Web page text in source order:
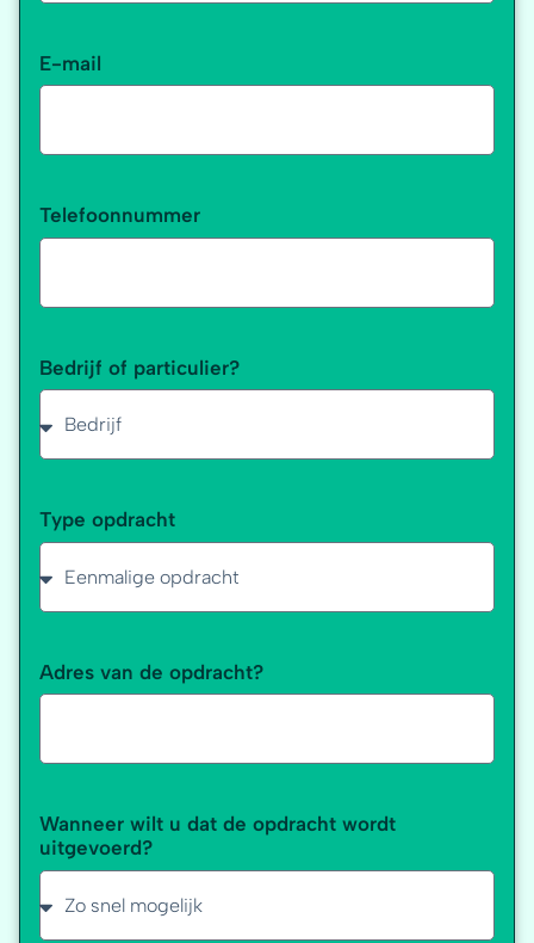
E-mail
Telefoonnummer
Bedrijf of particulier?
Type opdracht
Adres van de opdracht?
Wanneer wilt u dat de opdracht wordt
uitgevoerd?